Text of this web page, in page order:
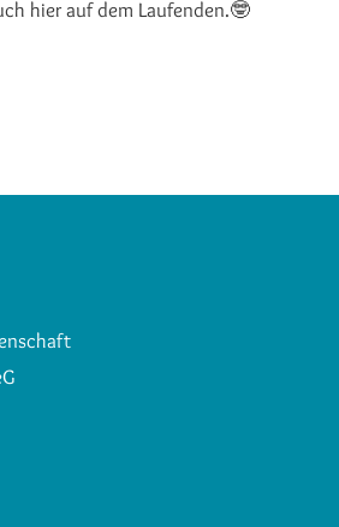
hier auf dem Laufenden.🤓